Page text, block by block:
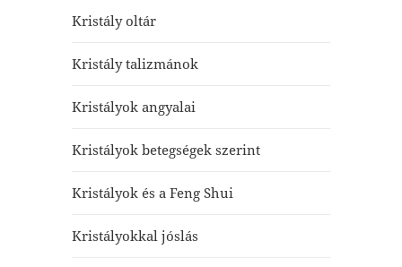
Kristály oltár
Kristály talizmánok
Kristályok angyalai
Kristályok betegségek szerint
Kristályok és a Feng Shui
Kristályokkal jóslás